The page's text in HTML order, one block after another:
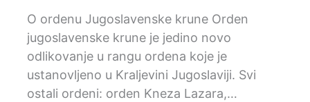
O ordenu Jugoslavenske krune Orden
jugoslavenske krune je jedino novo
odlikovanje u rangu ordena koje je
ustanovljeno u Kraljevini Jugoslaviji. Svi
ostali ordeni: orden Kneza Lazara,…